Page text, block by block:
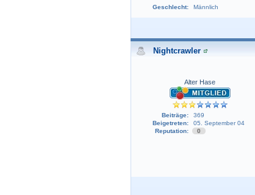
Geschlecht:
Männlich
Nightcrawler
Alter Hase
Beiträge:
369
Beigetreten:
05. September 04
Reputation:
0